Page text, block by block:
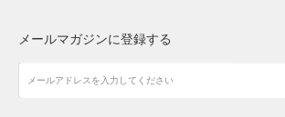
アクセサリー
アクセサリー
シューズ
メールマガジンに登録する